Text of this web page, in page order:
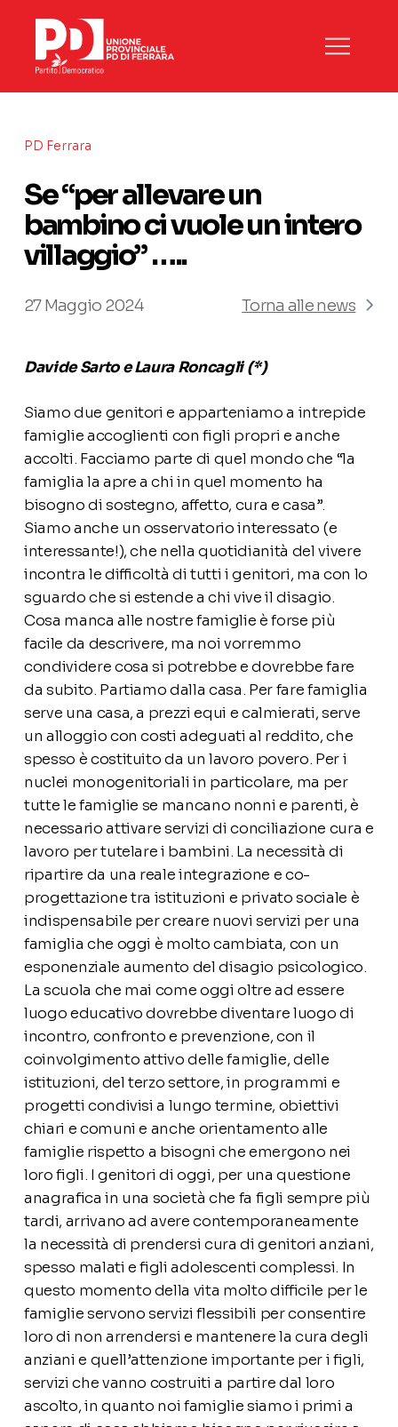
PD Ferrara
Se “per allevare un
bambino ci vuole un intero
villaggio” …..
27 Maggio 2024 Torna alle news
Davide Sarto e Laura Roncagli (*)
Siamo due genitori e apparteniamo a intrepide
famiglie accoglienti con figli propri e anche
accolti. Facciamo parte di quel mondo che “la
famiglia la apre a chi in quel momento ha
bisogno di sostegno, affetto, cura e casa”.
Siamo anche un osservatorio interessato (e
interessante!), che nella quotidianità del vivere
incontra le difficoltà di tutti i genitori, ma con lo
sguardo che si estende a chi vive il disagio.
Cosa manca alle nostre famiglie è forse più
facile da descrivere, ma noi vorremmo
condividere cosa si potrebbe e dovrebbe fare
da subito. Partiamo dalla casa. Per fare famiglia
serve una casa, a prezzi equi e calmierati, serve
un alloggio con costi adeguati al reddito, che
spesso è costituito da un lavoro povero. Per i
nuclei monogenitoriali in particolare, ma per
tutte le famiglie se mancano nonni e parenti, è
necessario attivare servizi di conciliazione cura e
lavoro per tutelare i bambini. La necessità di
ripartire da una reale integrazione e co-
progettazione tra istituzioni e privato sociale è
indispensabile per creare nuovi servizi per una
famiglia che oggi è molto cambiata, con un
esponenziale aumento del disagio psicologico.
La scuola che mai come oggi oltre ad essere
luogo educativo dovrebbe diventare luogo di
incontro, confronto e prevenzione, con il
coinvolgimento attivo delle famiglie, delle
istituzioni, del terzo settore, in programmi e
progetti condivisi a lungo termine, obiettivi
chiari e comuni e anche orientamento alle
famiglie rispetto a bisogni che emergono nei
loro figli. I genitori di oggi, per una questione
anagrafica in una società che fa figli sempre più
tardi, arrivano ad avere contemporaneamente
la necessità di prendersi cura di genitori anziani,
spesso malati e figli adolescenti complessi. In
questo momento della vita molto difficile per le
famiglie servono servizi flessibili per consentire
loro di non arrendersi e mantenere la cura degli
anziani e quell’attenzione importante per i figli,
servizi che vanno costruiti a partire dal loro
ascolto, in quanto noi famiglie siamo i primi a